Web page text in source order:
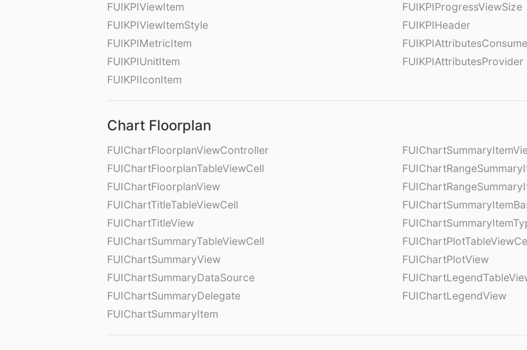
FUIKPIViewItem
FUIKPIViewItemStyle
FUIKPIMetricItem
FUIKPIUnitItem
FUIKPIIconItem
FUIKPIProgressViewSize
FUIKPIHeader
FUIKPIAttributesProvider
Chart Floorplan
FUIChartFloorplanViewController
FUIChartFloorplanTableViewCell
FUIChartFloorplanView
FUIChartTitleTableViewCell
FUIChartTitleView
FUIChartSummaryTableViewCell
FUIChartSummaryView
FUIChartSummaryDataSource
FUIChartSummaryDelegate
FUIChartSummaryItem
FUIChartPlotView
FUIChartLegendView